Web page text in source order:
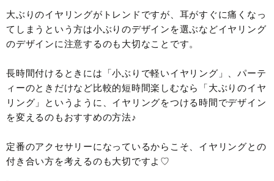
大ぶりのイヤリングがトレンドですが、耳がすぐに痛くなっ
てしまうという方は小ぶりのデザインを選ぶなどイヤリング
のデザインに注意するのも大切なことです。
長時間付けるときには「小ぶりで軽いイヤリング」、パーテ
ィーのときだけなど比較的短時間楽しむなら「大ぶりのイヤ
リング」というように、イヤリングをつける時間でデザイン
を変えるのもおすすめの方法♪
定番のアクセサリーになっているからこそ、イヤリングとの
付き合い方を考えるのも大切ですよ♡